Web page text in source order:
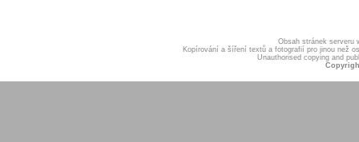
Obsah stránek serveru
Kopírování a šíření textů a fotografií pro jinou než
Unauthorised copying and